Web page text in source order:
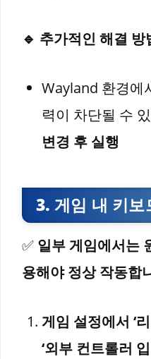
🔹 추가적인 해결 방
Wayland 환경에
력이 차단될 수
변경 후 실행
3. 게임 내 키보
✅ 일부 게임에서는
용해야 정상 작동합
게임 설정에서 ‘
‘외부 컨트롤러